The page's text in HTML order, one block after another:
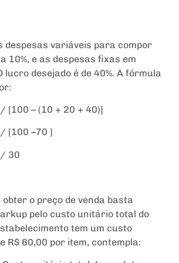
despesas variáveis para compor
10%, e as despesas fixas em
lucro desejado é de 40%. A fórmula
[100 – (10 + 20 + 40)]
[100 –70 ]
30
o preço de venda basta
pelo custo unitário total do
tem um custo
R$ 60,00 por item, contempla: